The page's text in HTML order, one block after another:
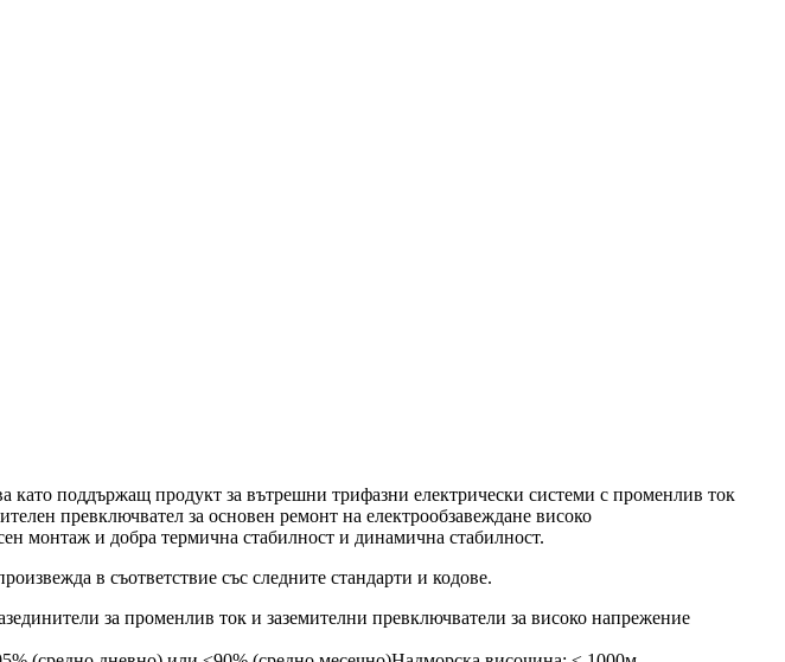
като поддържащ продукт за вътрешни трифазни електрически системи с променлив ток
превключвател за основен ремонт на електрообзавеждане високо
монтаж и добра термична стабилност и динамична стабилност.
в съответствие със следните стандарти и кодове.
за променлив ток и заземителни превключватели за високо напрежение